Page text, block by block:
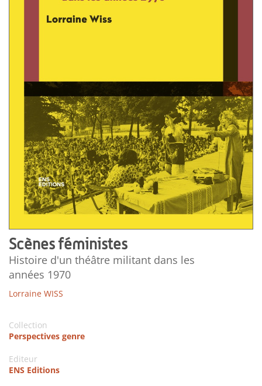
Scènes féministes
Histoire d'un théâtre militant dans les
années 1970
Lorraine WISS
Collection
Perspectives genre
Editeur
ENS Editions